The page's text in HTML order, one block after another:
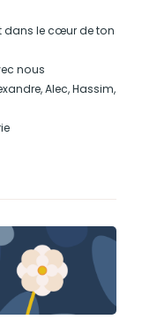
dans le cœur de ton
nous
Alec, Hassim,